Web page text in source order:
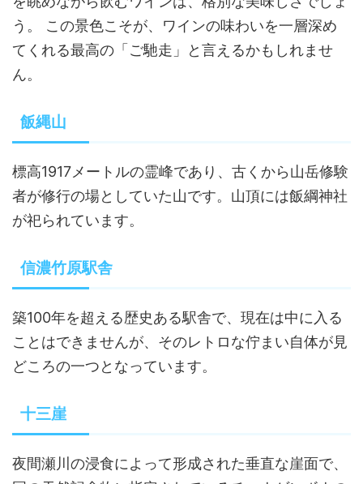
う。 この景色こそが、ワインの味わいを一層深め
てくれる最高の「ご馳走」と言えるかもしれませ
ん。
飯縄山
標高1917メートルの霊峰であり、古くから山岳修験
者が修行の場としていた山です。山頂には飯綱神社
が祀られています。
信濃竹原駅舎
築100年を超える歴史ある駅舎で、現在は中に入る
ことはできませんが、そのレトロな佇まい自体が見
どころの一つとなっています。
十三崖
夜間瀬川の浸食によって形成された垂直な崖面で、